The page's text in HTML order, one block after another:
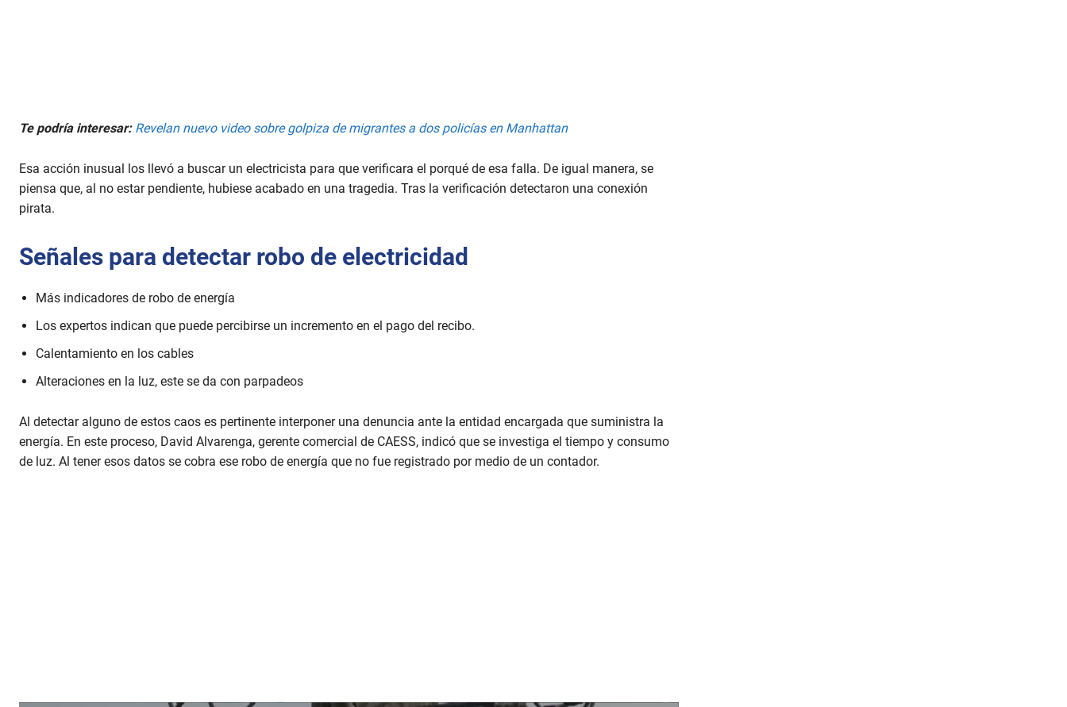
Te podría interesar: Revelan nuevo video sobre golpiza de migrantes a dos policías en Manhattan
Esa acción inusual los llevó a buscar un electricista para que verificara el porqué de esa falla. De igual manera, se
piensa que, al no estar pendiente, hubiese acabado en una tragedia. Tras la verificación detectaron una conexión
pirata.
Señales para detectar robo de electricidad
Más indicadores de robo de energía
Los expertos indican que puede percibirse un incremento en el pago del recibo.
Calentamiento en los cables
Alteraciones en la luz, este se da con parpadeos
Al detectar alguno de estos caos es pertinente interponer una denuncia ante la entidad encargada que suministra la
energía. En este proceso, David Alvarenga, gerente comercial de CAESS, indicó que se investiga el tiempo y consumo
de luz. Al tener esos datos se cobra ese robo de energía que no fue registrado por medio de un contador.